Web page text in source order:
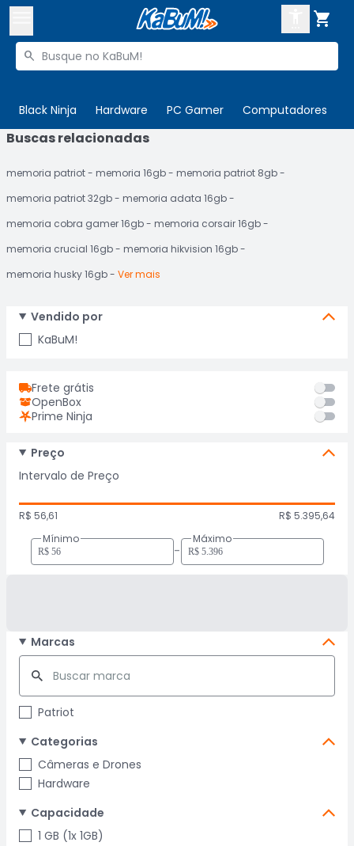

Buscar produtos

Black Ninja Hardware PC Gamer Computadores

 Departamentos
Cupons
Mais Vendidos
ENTRE
CADASTRE-SE
Buscas relacionadas
memoria patriot memoria 16gb
memoria patriot 8gb
memoria patriot 32gb
memoria adata 16gb
memoria cobra gamer 16gb
memoria corsair 16gb
memoria crucial 16gb
memoria hikvision 16gb
memoria husky 16gb
Ver mais
Vendido por
KaBuM!
Frete grátis
OpenBox
Prime Ninja
Preço
Intervalo de Preço
R$ 56,61
R$ 5.395,64
Mínimo
-
Máximo
Marcas
Patriot
Categorias
Câmeras e Drones
Hardware
Capacidade
1 GB (1x 1GB)